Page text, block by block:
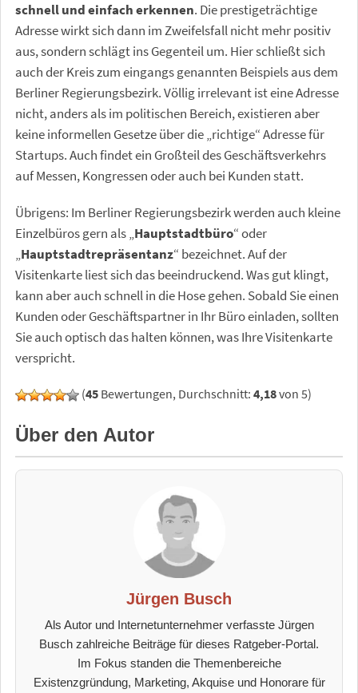
schnell und einfach erkennen. Die prestigeträchtige
Adresse wirkt sich dann im Zweifelsfall nicht mehr positiv
aus, sondern schlägt ins Gegenteil um. Hier schließt sich
auch der Kreis zum eingangs genannten Beispiels aus dem
Berliner Regierungsbezirk. Völlig irrelevant ist eine Adresse
nicht, anders als im politischen Bereich, existieren aber
keine informellen Gesetze über die „richtige“ Adresse für
Startups. Auch findet ein Großteil des Geschäftsverkehrs
auf Messen, Kongressen oder auch bei Kunden statt.
Übrigens: Im Berliner Regierungsbezirk werden auch kleine
Einzelbüros gern als „Hauptstadtbüro“ oder
„Hauptstadtrepräsentanz“ bezeichnet. Auf der
Visitenkarte liest sich das beeindruckend. Was gut klingt,
kann aber auch schnell in die Hose gehen. Sobald Sie einen
Kunden oder Geschäftspartner in Ihr Büro einladen, sollten
Sie auch optisch das halten können, was Ihre Visitenkarte
verspricht.
(45 Bewertungen, Durchschnitt: 4,18von 5)
Über den Autor
Jürgen Busch
Als Autor und Internetunternehmer verfasste Jürgen
Busch zahlreiche Beiträge für dieses Ratgeber-Portal.
Im Fokus standen die Themenbereiche
Existenzgründung, Marketing, Akquise und Honorare für